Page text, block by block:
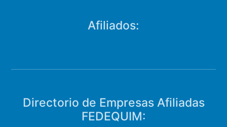
Afiliados:
Directorio de Empresas Afiliadas
FEDEQUIM: